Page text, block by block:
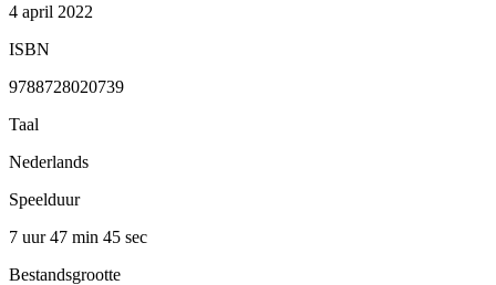
4 april 2022
ISBN
9788728020739
Taal
Nederlands
Speelduur
7 uur 47 min 45 sec
Bestandsgrootte